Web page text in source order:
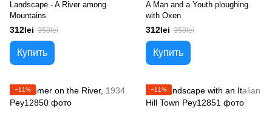
Landscape - A River among
Mountains
312lei 350lei
Купить
A Man and a Youth ploughing
with Oxen
312lei 350lei
Купить
−11% −11%